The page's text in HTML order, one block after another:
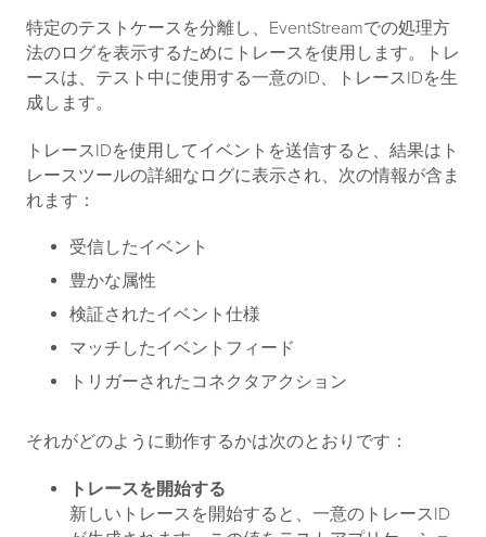
特定のテストケースを分離し、EventStreamでの処理方
法のログを表示するためにトレースを使用します。トレ
ースは、テスト中に使用する一意のID、トレースIDを生
成します。
トレースIDを使用してイベントを送信すると、結果はト
レースツールの詳細なログに表示され、次の情報が含ま
れます：
受信したイベント
豊かな属性
検証されたイベント仕様
マッチしたイベントフィード
トリガーされたコネクタアクション
それがどのように動作するかは次のとおりです：
トレースを開始する
新しいトレースを開始すると、一意のトレースID